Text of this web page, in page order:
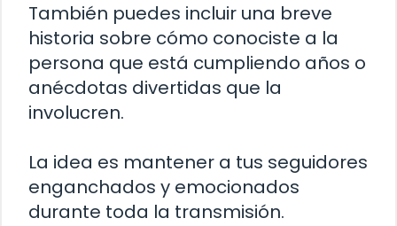
También puedes incluir una breve
historia sobre cómo conociste a la
persona que está cumpliendo años o
anécdotas divertidas que la
involucren.
La idea es mantener a tus seguidores
enganchados y emocionados
durante toda la transmisión.